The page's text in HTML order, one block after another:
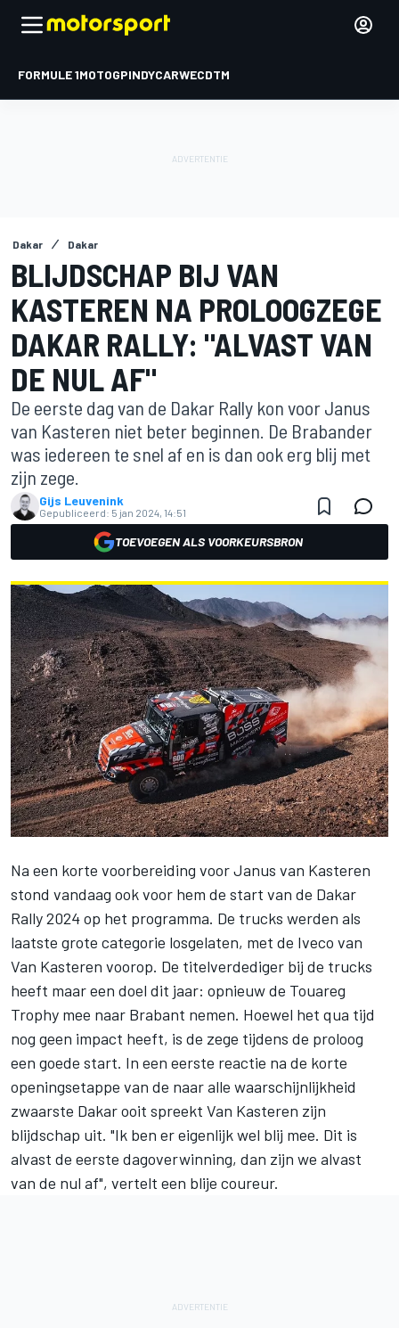
FORMULE 1MOTOGPINDYCARWECDTM
Dakar Dakar
BLIJDSCHAP BIJ VAN
KASTEREN NA PROLOOGZEGE
DAKAR RALLY: "ALVAST VAN
DE NUL AF"
De eerste dag van de Dakar Rally kon voor Janus
van Kasteren niet beter beginnen. De Brabander
was iedereen te snel af en is dan ook erg blij met
zijn zege.
Gijs Leuvenink
Gepubliceerd: 5 jan 2024, 14:51
TOEVOEGEN ALS VOORKEURSBRON
Na een korte voorbereiding voor Janus van Kasteren
stond vandaag ook voor hem de start van de Dakar
Rally 2024 op het programma. De trucks werden als
laatste grote categorie losgelaten, met de Iveco van
Van Kasteren voorop. De titelverdediger bij de trucks
heeft maar een doel dit jaar: opnieuw de Touareg
Trophy mee naar Brabant nemen. Hoewel het qua tijd
nog geen impact heeft, is de zege tijdens de proloog
een goede start. In een eerste reactie na de korte
openingsetappe van de naar alle waarschijnlijkheid
zwaarste Dakar ooit spreekt Van Kasteren zijn
blijdschap uit. "Ik ben er eigenlijk wel blij mee. Dit is
alvast de eerste dagoverwinning, dan zijn we alvast
van de nul af", vertelt een blije coureur.